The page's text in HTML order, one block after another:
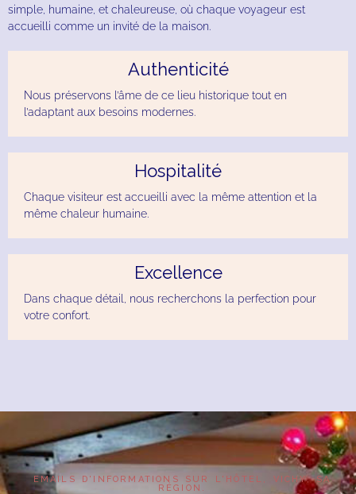
simple, humaine, et chaleureuse, où chaque voyageur est
accueilli comme un invité de la maison.
Authenticité
Nous préservons l’âme de ce lieu historique tout en
l’adaptant aux besoins modernes.
Hospitalité
Chaque visiteur est accueilli avec la même attention et la
même chaleur humaine.
Excellence
Dans chaque détail, nous recherchons la perfection pour
votre confort.
EMAILS D'INFORMATIONS SUR L'HÔTEL, VICHY, SA
RÉGION.